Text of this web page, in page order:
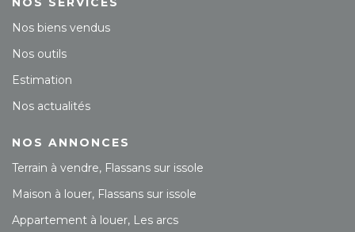
Nos biens vendus
Nos outils
Estimation
Nos actualités
NOS ANNONCES
Terrain à vendre, Flassans sur issole
Maison à louer, Flassans sur issole
Appartement à louer, Les arcs